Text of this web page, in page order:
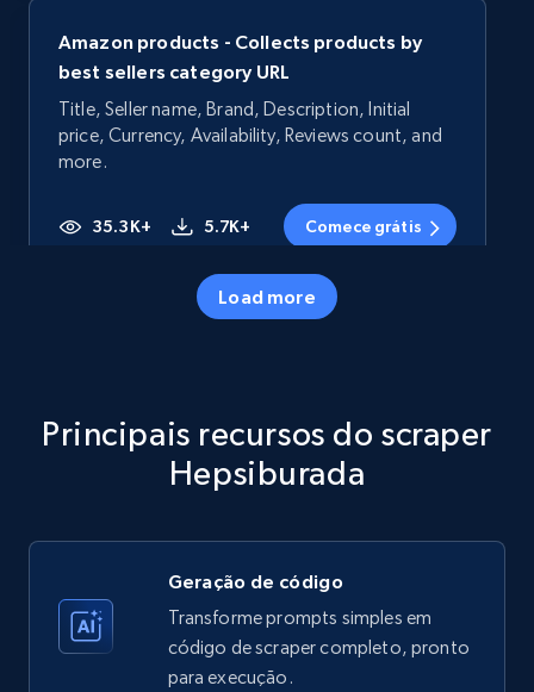
Amazon products - Collects products by
best sellers category URL
Title, Seller name, Brand, Description, Initial
price, Currency, Availability, Reviews count, and
more.
35.3K+ 5.7K+ Comece grátis
price, Currency, Availability, Reviews count, and
Amazon products - Collects products by
specific keywords
Load more
Principais recursos do scraper
Hepsiburada
Geração de código
Transforme prompts simples em
código de scraper completo, pronto
para execução.